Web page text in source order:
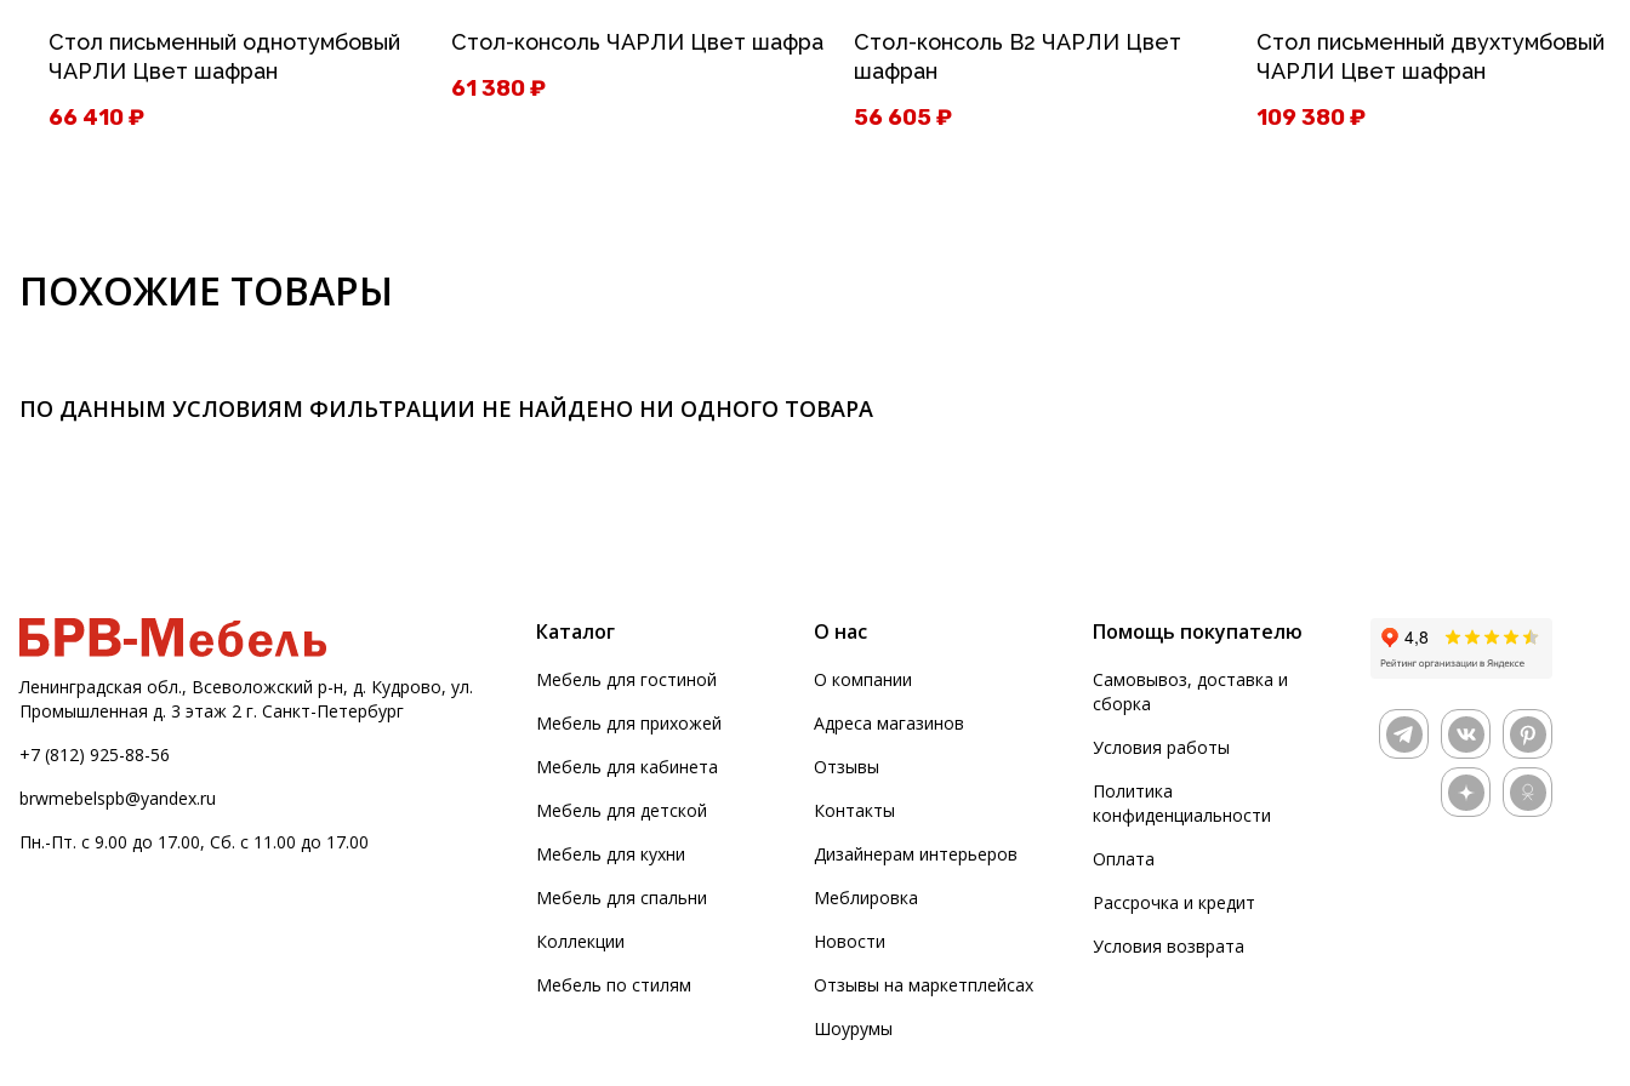
Стол письменный однотумбовый
ЧАРЛИ Цвет шафран
66 410₽
Стол-консоль ЧАРЛИ Цвет шафран
61 380₽
Стол-консоль B2 ЧАРЛИ Цвет
шафран
56 605₽
Стол письменный двухтумбовый
ЧАРЛИ Цвет шафран
109 380₽
ПОХОЖИЕ ТОВАРЫ
ПО ДАННЫМ УСЛОВИЯМ ФИЛЬТРАЦИИ НЕ НАЙДЕНО НИ ОДНОГО ТОВАРА
Ленинградская обл., Всеволожский р-н, д. Кудрово, ул.
Промышленная д. 3 этаж 2 г. Санкт-Петербург
+7 (812) 925-88-56
brwmebelspb@yandex.ru
Пн.-Пт. с 9.00 до 17.00, Сб. с 11.00 до 17.00
Каталог
Мебель для гостиной
Мебель для прихожей
Мебель для кабинета
Мебель для детской
Мебель для кухни
Мебель для спальни
Коллекции
Мебель по стилям
О нас
О компании
Адреса магазинов
Отзывы
Контакты
Дизайнерам интерьеров
Меблировка
Новости
Отзывы на маркетплейсах
Шоурумы
Помощь покупателю
Самовывоз, доставка и
сборка
Условия работы
Политика
конфиденциальности
Оплата
Рассрочка и кредит
Условия возврата